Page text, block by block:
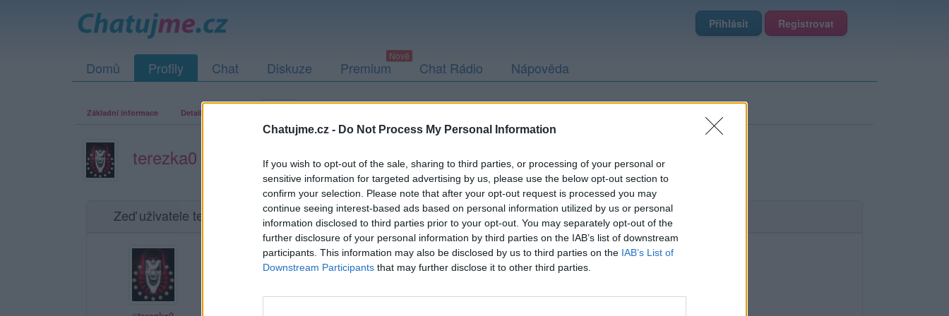
Chatujme.cz - Do Not Process My Personal Information
If you wish to opt-out of the sale, sharing to third parties, or processing of your personal or
sensitive information for targeted advertising by us, please use the below opt-out section to
confirm your selection. Please note that after your opt-out request is processed you may
continue seeing interest-based ads based on personal information utilized by us or personal
information disclosed to third parties prior to your opt-out. You may separately opt-out of the
further disclosure of your personal information by third parties on the IAB’s list of downstream
participants. This information may also be disclosed by us to third parties on the IAB’s List of
Downstream Participants that may further disclose it to other third parties.
Přihlásit Registrovat
Domů Profily Chat Diskuze Premium Chat Rádio Nápověda
Základní informace Detailní informace
terezka0
Zeď uživatele terezka0 Příspěvků: 1
Sexting, posílání fotek, ale není to zadarmo. :-) Máš zájem? Určitě se ozvi. <3